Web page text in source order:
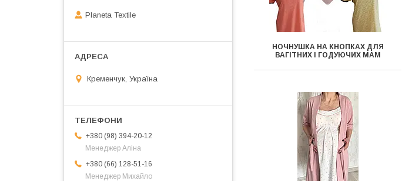
НОЧНУШКА НА КНОПКАХ ДЛЯ
ВАГІТНИХ І ГОДУЮЧИХ МАМ
Planeta Textile
Кременчук, Україна
+380 (98) 394-20-12
Менеджер Аліна
+380 (66) 128-51-16
Менеджер Михайло